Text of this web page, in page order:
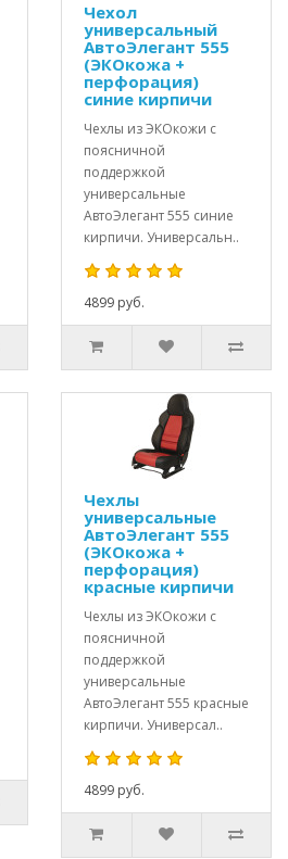
Чехол
универсальный
АвтоЭлегант 555
(ЭКОкожа +
перфорация)
синие кирпичи
Чехлы из ЭКОкожи с
поясничной
поддержкой
универсальные
АвтоЭлегант 555 синие
кирпичи. Универсальн..
4899 руб.
Чехлы
универсальные
АвтоЭлегант 555
(ЭКОкожа +
перфорация)
красные кирпичи
Чехлы из ЭКОкожи с
поясничной
поддержкой
универсальные
АвтоЭлегант 555 красные
кирпичи. Универсал..
4899 руб.